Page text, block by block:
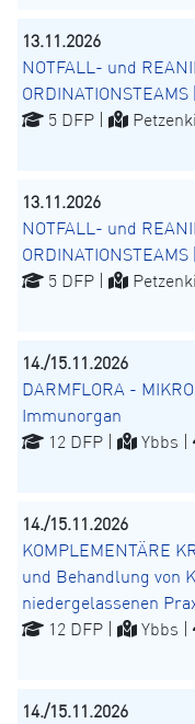
13.11.2026
NOTFALL- und
ORDINATIONSTEAMS
5 DFP |
13.11.2026
NOTFALL- und
ORDINATIONSTEAMS
5 DFP |
14./15.11.2026
DARMFLORA -
Immunorgan
12 DFP |
Ybbs |
14./15.11.2026
KOMPLEMENTÄRE
und Behandlung von
niedergelassenen
12 DFP |
Ybbs |
14./15.11.2026